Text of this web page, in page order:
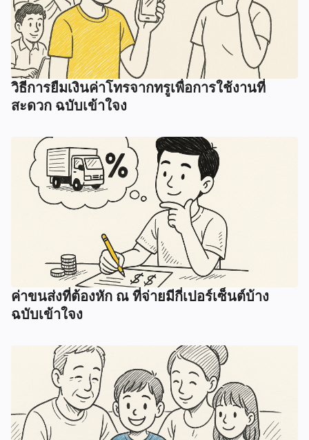
วิธีการยืมเงินค่าโทรจากทรูเพื่อการใช้งานที่
สะดวก ฉบับเข้าใจง
ค่าขนส่งที่ต้องหัก ณ ที่จ่ายมีกี่เปอร์เซ็นต์บ้าง
ฉบับเข้าใจง